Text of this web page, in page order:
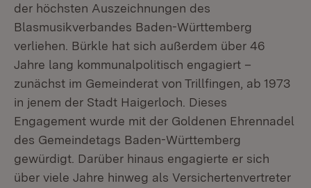
der höchsten Auszeichnungen des
Blasmusikverbandes Baden-Württemberg
verliehen. Bürkle hat sich außerdem über 46
Jahre lang kommunalpolitisch engagiert –
zunächst im Gemeinderat von Trillfingen, ab 1973
in jenem der Stadt Haigerloch. Dieses
Engagement wurde mit der Goldenen Ehrennadel
des Gemeindetags Baden-Württemberg
gewürdigt. Darüber hinaus engagierte er sich
über viele Jahre hinweg als Versichertenvertreter